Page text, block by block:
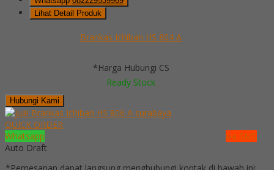
Lihat Detail Produk
Brankas Ichiban HS 804 A
*Harga Hubungi CS
Ready Stock
Hubungi Kami
QUICK ORDER
Whatsapp
via SMS
Auto Draft
*Pemesanan dapat langsung menghubungi kontak di bawah ini: